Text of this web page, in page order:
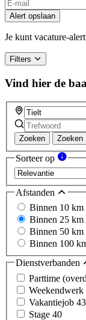
Alert opslaan
Je kunt vacature-
Filters
Vind hier de
Zoeken Zoeken
Sorteer op
Afstanden
Binnen 10 km
Binnen 25 km
Binnen 50 km
Binnen 100
Dienstverbanden
Parttime
Weekendwerk
Vakantiejob 43
Stage 40